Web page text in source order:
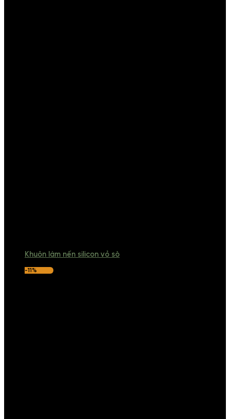
Khuôn làm nến silicon vỏ sò
-11%